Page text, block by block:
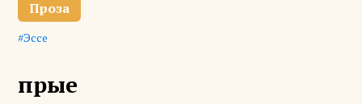
Проза
Эссе
прые